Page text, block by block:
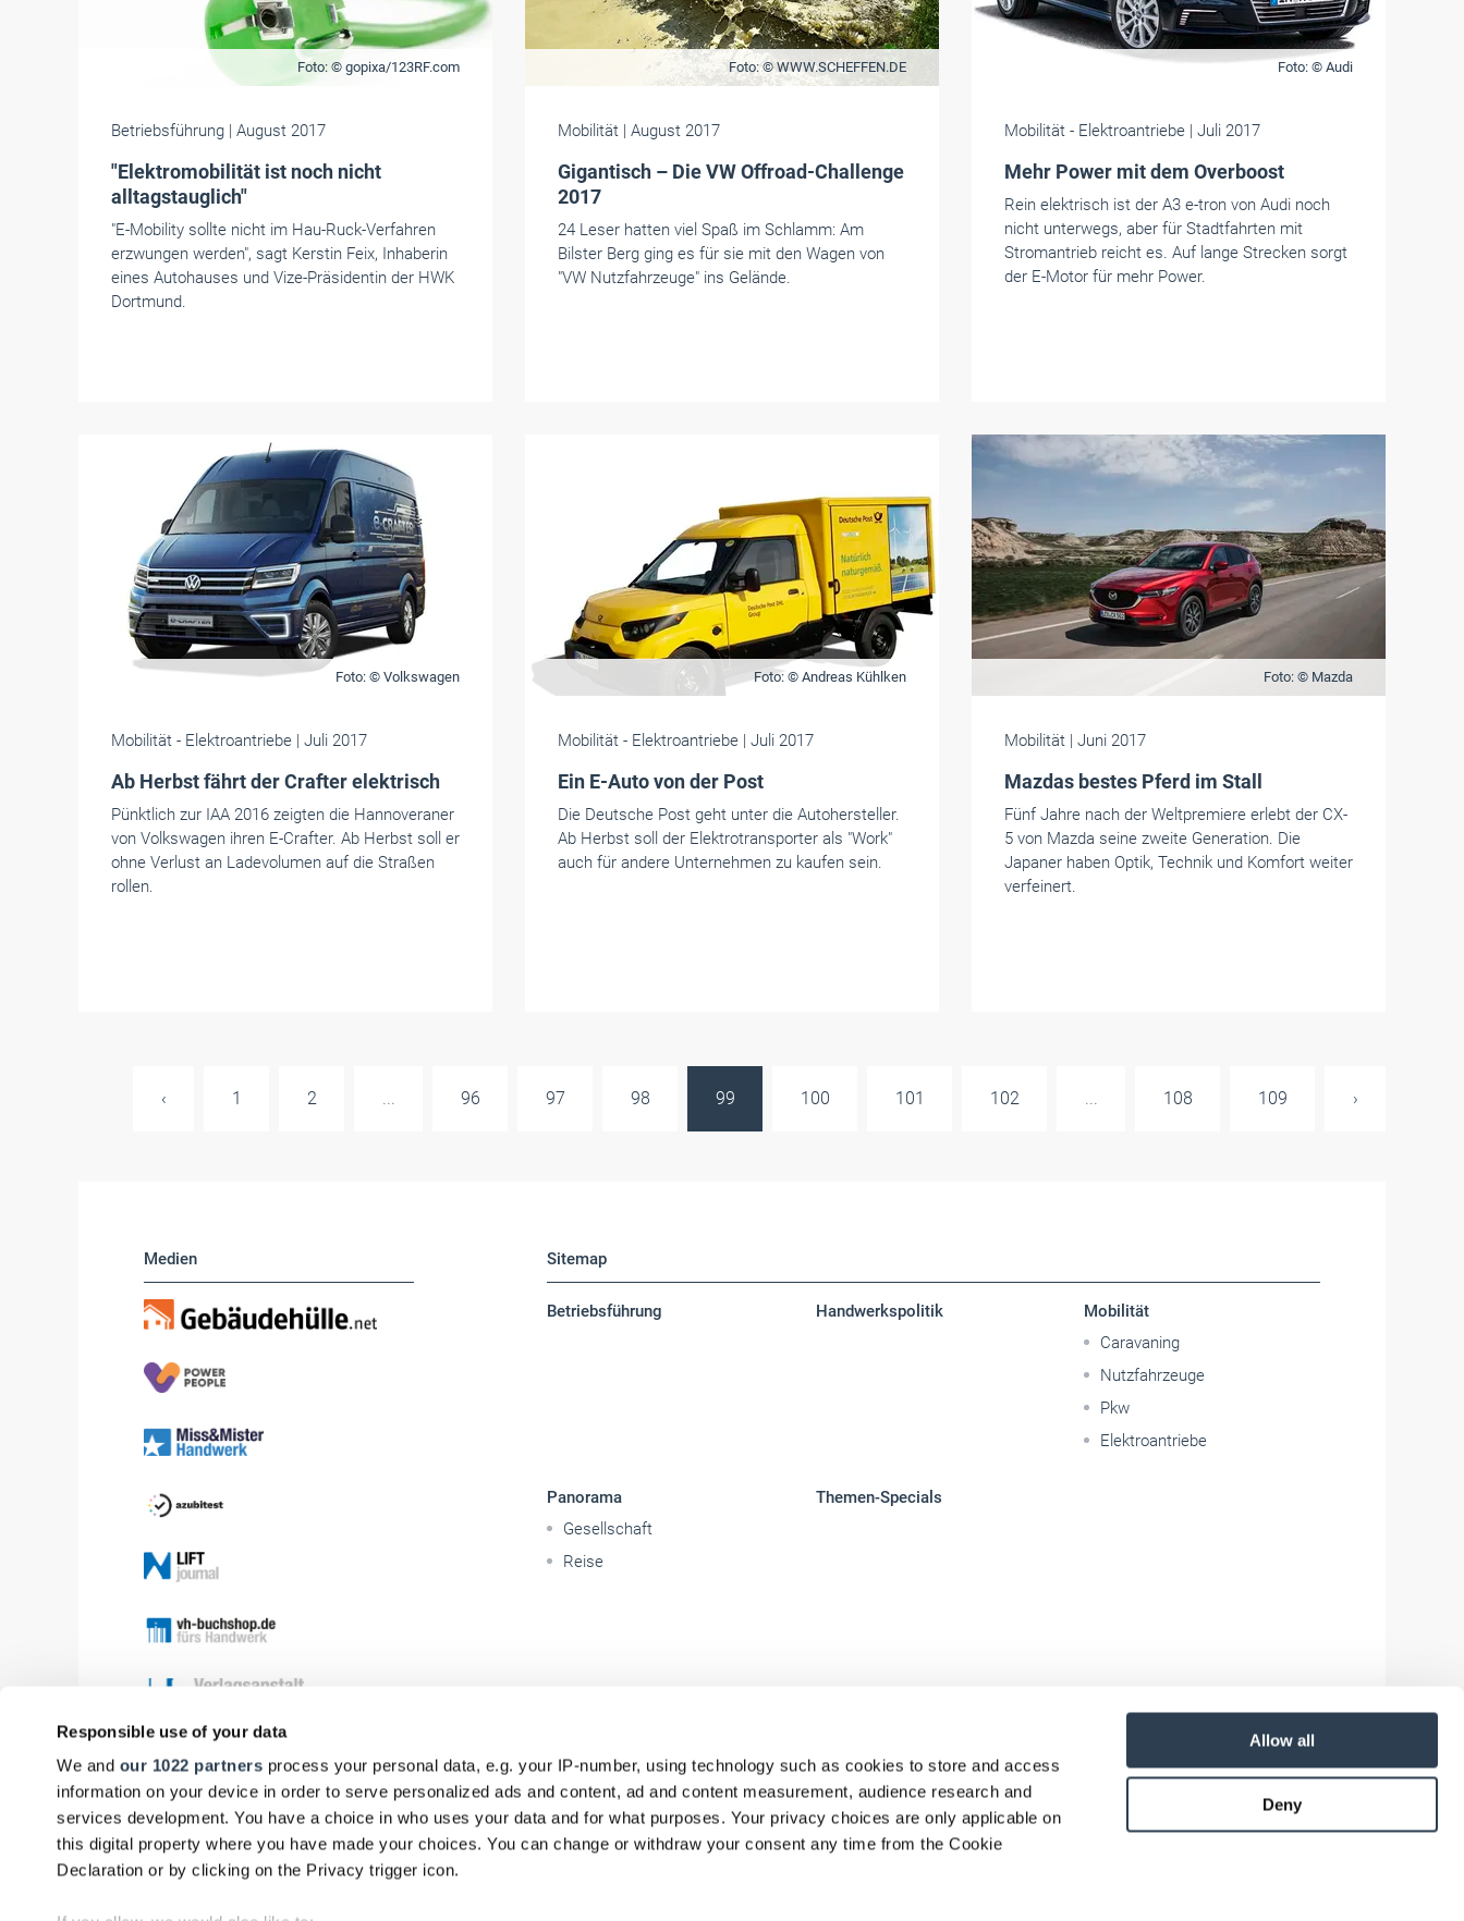
Responsible use of your data
We and our 1022 partners process your personal data, e.g. your IP-number, using technology such as cookies to store and access
information on your device in order to serve personalized ads and content, ad and content measurement, audience research and
services development. You have a choice in who uses your data and for what purposes. Your privacy choices are only applicable on
this digital property where you have made your choices. You can change or withdraw your consent any time from the Cookie
Declaration or by clicking on the Privacy trigger icon.
Allow all
Deny
Foto: © gopixa/123RF.com
Betriebsführung | August 2017
"Elektromobilität ist noch nicht
alltagstauglich"
"E-Mobility sollte nicht im Hau-Ruck-Verfahren
erzwungen werden", sagt Kerstin Feix, Inhaberin
eines Autohauses und Vize-Präsidentin der HWK
Dortmund.
Foto: © WWW.SCHEFFEN.DE
Mobilität | August 2017
Gigantisch – Die VW Offroad-Challenge
2017
24 Leser hatten viel Spaß im Schlamm: Am
Bilster Berg ging es für sie mit den Wagen von
"VW Nutzfahrzeuge" ins Gelände.
Foto: © Audi
Mobilität- Elektroantriebe | Juli 2017
Mehr Power mit dem Overboost
Rein elektrisch ist der A3 e-tron von Audi noch
nicht unterwegs, aber für Stadtfahrten mit
Stromantrieb reicht es. Auf lange Strecken sorgt
der E-Motor für mehr Power.
Foto: © Volkswagen
Mobilität - Elektroantriebe | Juli 2017
Ab Herbst fährt der Crafter elektrisch
Pünktlich zur IAA 2016 zeigten die Hannoveraner
von Volkswagen ihren E-Crafter. Ab Herbst soll er
ohne Verlust an Ladevolumen auf die Straßen
rollen.
Foto: © Andreas Kühlken
Mobilität- Elektroantriebe | Juli 2017
Ein E-Auto von der Post
Die Deutsche Post geht unter die Autohersteller.
Ab Herbst soll der Elektrotransporter als "Work"
auch für andere Unternehmen zu kaufen sein.
Foto: © Mazda
Mobilität | Juni 2017
Mazdas bestes Pferd im Stall
Fünf Jahre nach der Weltpremiere erlebt der CX-
5 von Mazda seine zweite Generation. Die
Japaner haben Optik, Technik und Komfort weiter
verfeinert.
‹ 1 2 ... 96 97 98 99 100 101 102 ... 108 109 ›
Medien Sitemap
Betriebsführung Handwerkspolitik
Mobilität
Caravaning
Nutzfahrzeuge
Pkw
Elektroantriebe
Panorama
Gesellschaft
Reise
Themen-Specials